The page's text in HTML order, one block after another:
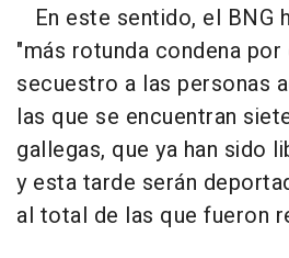
En este sentido, el BNG
"más rotunda condena
secuestro a las personas
las que se encuentran
gallegas, que ya han sido
y esta tarde serán
al total de las que fueron